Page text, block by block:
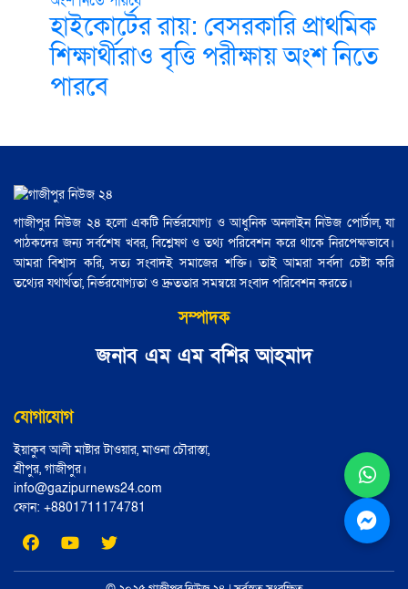
হাইকোর্টের রায়: বেসরকারি প্রাথমিক
শিক্ষার্থীরাও বৃত্তি পরীক্ষায় অংশ নিতে
পারবে
গাজীপুর নিউজ ২৪ হলো একটি নির্ভরযোগ্য ও আধুনিক অনলাইন নিউজ পোর্টাল, যা
পাঠকদের জন্য সর্বশেষ খবর, বিশ্লেষণ ও তথ্য পরিবেশন করে থাকে নিরপেক্ষভাবে।
আমরা বিশ্বাস করি, সত্য সংবাদই সমাজের শক্তি। তাই আমরা সর্বদা চেষ্টা করি
তথ্যের যথার্থতা, নির্ভরযোগ্যতা ও দ্রুততার সমন্বয়ে সংবাদ পরিবেশন করতে।
সম্পাদক
জনাব এম এম বশির আহমাদ
যোগাযোগ
ইয়াকুব আলী মাষ্টার টাওয়ার, মাওনা চৌরাস্তা,
শ্রীপুর, গাজীপুর।
info@gazipurnews24.com
ফোন: ‪+8801711174781‬